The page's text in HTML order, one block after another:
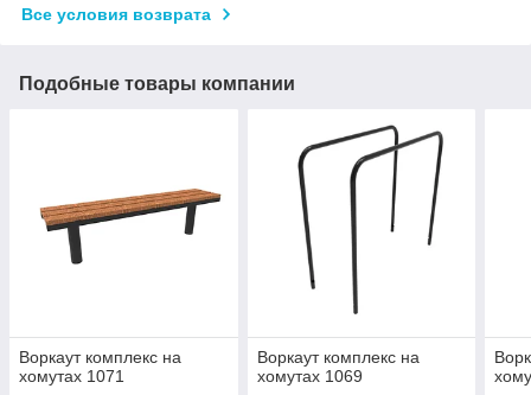
Все условия возврата
Подобные товары компании
Воркаут комплекс на
хомутах 1071
Воркаут комплекс на
хомутах 1069